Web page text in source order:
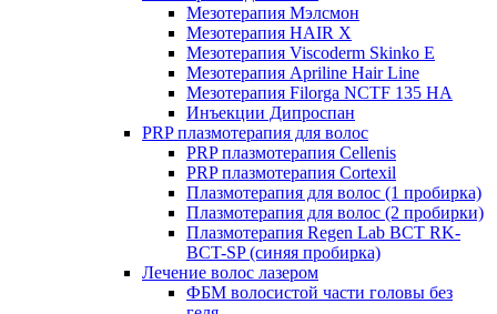
Мезотерапия Мэлсмон
Мезотерапия HAIR X
Мезотерапия Viscoderm Skinko E
Мезотерапия Apriline Hair Line
Мезотерапия Filorga NCTF 135 HA
Инъекции Дипроспан
PRP плазмотерапия для волос
PRP плазмотерапия Cellenis
PRP плазмотерапия Cortexil
Плазмотерапия для волос (1 пробирка)
Плазмотерапия для волос (2 пробирки)
Плазмотерапия Regen Lab BCT RK-
BCT-SP (синяя пробирка)
Лечение волос лазером
ФБМ волосистой части головы без